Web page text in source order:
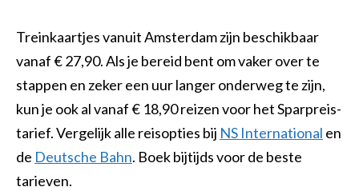
Treinkaartjes vanuit Amsterdam zijn beschikbaar
vanaf € 27,90. Als je bereid bent om vaker over te
stappen en zeker een uur langer onderweg te zijn,
kun je ook al vanaf € 18,90 reizen voor het Sparpreis-
tarief. Vergelijk alle reisopties bij NS International en
de Deutsche Bahn. Boek bijtijds voor de beste
tarieven.